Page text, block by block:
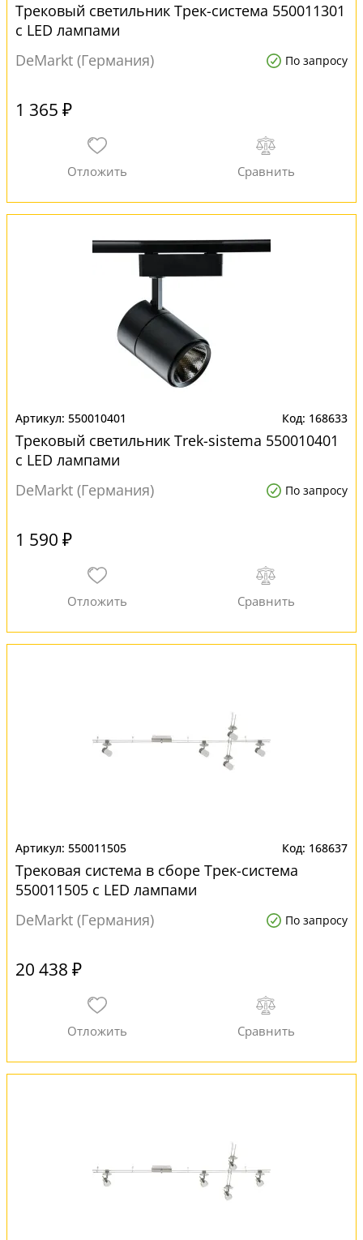
Трековый светильник Трек-система 550011301
с LED лампами
DeMarkt (Германия)
По запросу
1 365 ₽
550010401 168633
Трековый светильник Trek-sistema 550010401
с LED лампами
DeMarkt (Германия)
По запросу
1 590 ₽
550011505 168637
Трековая система в сборе Трек-система
550011505 с LED лампами
DeMarkt (Германия)
По запросу
20 438 ₽